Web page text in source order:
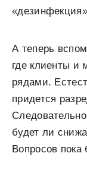
А теперь
где клиенты и
рядами.
придется
будет ли
Вопросов